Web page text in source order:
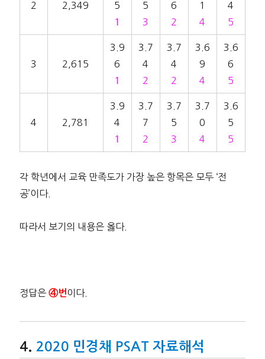
2 2,349
5
1
5
3
6
2
1
4
4
5
3 2,615
3.9
6
1
3.7
4
2
3.7
4
2
3.6
9
4
3.6
6
5
4 2,781
3.9
4
1
3.7
7
2
3.7
5
3
3.7
0
4
3.6
5
5
각 학년에서 교육 만족도가 가장 높은 항목은 모두 ‘전
공’이다.
따라서 보기의 내용은 옳다.
정답은 ④번 이다.
2020 민경채 PSAT 자료해석